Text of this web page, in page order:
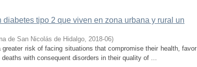
tipo 2 que viven en zona urbana y rural un
de San Nicolás de Hidalgo, 2018-06)
risk of facing situations that compromise their health, favor
with consequent disorders in their quality of ...